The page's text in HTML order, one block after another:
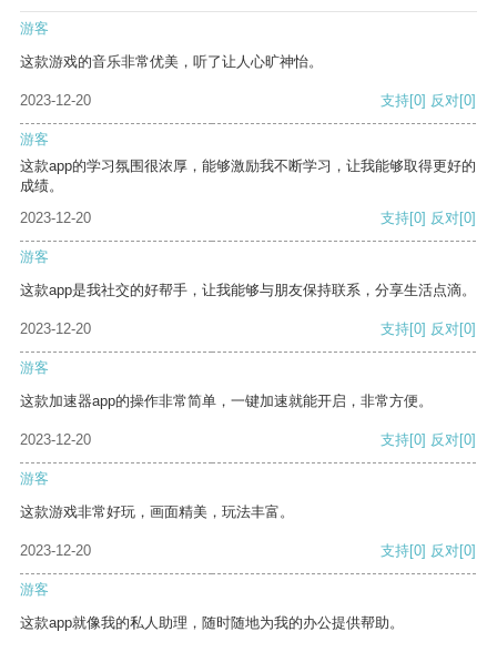
游客
这款游戏的音乐非常优美，听了让人心旷神怡。
2023-12-20 支持[0] 反对[0]
游客
这款app的学习氛围很浓厚，能够激励我不断学习，让我能够取得更好的
成绩。
2023-12-20
支持[0] 反对[0]
游客
这款app是我社交的好帮手，让我能够与朋友保持联系，分享生活点滴。
2023-12-20 支持[0] 反对[0]
游客
这款加速器app的操作非常简单，一键加速就能开启，非常方便。
2023-12-20 支持[0] 反对[0]
游客
这款游戏非常好玩，画面精美，玩法丰富。
2023-12-20 支持[0] 反对[0]
游客
这款app就像我的私人助理，随时随地为我的办公提供帮助。